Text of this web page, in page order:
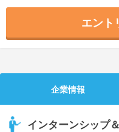
エント
企業情報
インターンシップ